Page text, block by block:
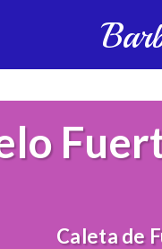
Caleta de